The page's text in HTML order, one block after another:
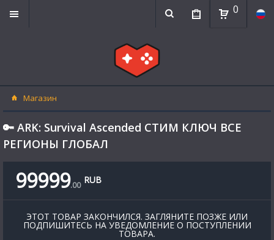
0
Магазин
🔑 ARK: Survival Ascended СТИМ КЛЮЧ ВСЕ
РЕГИОНЫ ГЛОБАЛ
99999.00 RUB
ЭТОТ ТОВАР ЗАКОНЧИЛСЯ. ЗАГЛЯНИТЕ ПОЗЖЕ ИЛИ
ПОДПИШИТЕСЬ НА УВЕДОМЛЕНИЕ О ПОСТУПЛЕНИИ
ТОВАРА.